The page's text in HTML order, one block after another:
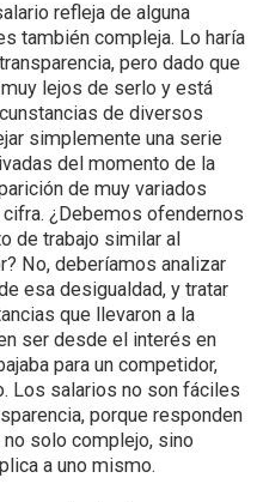
refleja de alguna
también compleja. Lo haría
pero dado que
lejos de serlo y está
de diversos
simplemente una serie
del momento de la
de muy variados
¿Debemos ofendernos
de trabajo similar al
No, deberíamos analizar
esa desigualdad, y tratar
que llevaron a la
ser desde el interés en
para un competidor,
Los salarios no son fáciles
porque responden
solo complejo, sino
a uno mismo.